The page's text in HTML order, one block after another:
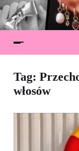
Tag:
włosów